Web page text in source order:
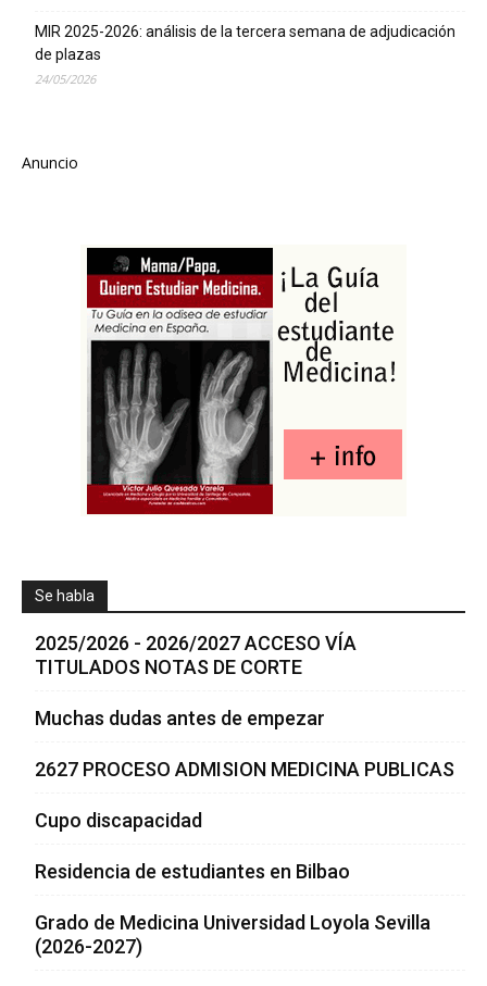
MIR 2025-2026: análisis de la tercera semana de adjudicación
de plazas
24/05/2026
Anuncio
Se habla
2025/2026 - 2026/2027 ACCESO VÍA
TITULADOS NOTAS DE CORTE
Muchas dudas antes de empezar
2627 PROCESO ADMISION MEDICINA PUBLICAS
Cupo discapacidad
Residencia de estudiantes en Bilbao
Grado de Medicina Universidad Loyola Sevilla
(2026-2027)